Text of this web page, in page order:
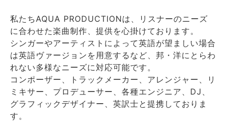
私たちAQUA PRODUCTIONは、リスナーのニーズ
に合わせた楽曲制作、提供を心掛けております。
シンガーやアーティストによって英語が望ましい場合
は英語ヴァージョンを用意するなど、邦・洋にとらわ
れない多様なニーズに対応可能です。
コンポーザー、トラックメーカー、アレンジャー、リ
ミキサー、プロデューサー、各種エンジニア、DJ、
グラフィックデザイナー、英訳士と提携しておりま
す。